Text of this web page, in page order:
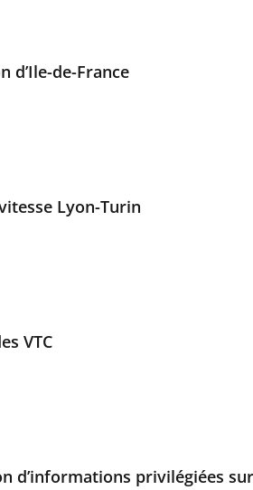
d’Ile-de-France
Lyon-Turin
VTC
d’informations privilégiées